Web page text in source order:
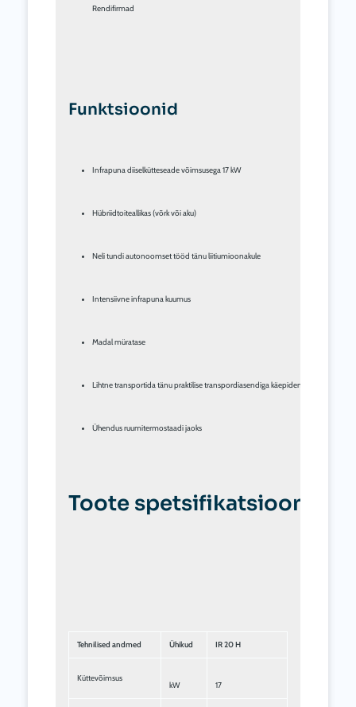
Rendifirmad
Funktsioonid
Infrapuna diiselkütteseade võimsusega 17 kW
Hübriidtoiteallikas (võrk või aku)
Neli tundi autonoomset tööd tänu liitiumioonakule
Intensiivne infrapuna kuumus
Madal müratase
Lihtne transportida tänu praktilise transpordiasendiga käepidemele ja suurtele
Ühendus ruumitermostaadi jaoks
Toote spetsifikatsioonid
Tehnilised andmed Ühikud IR 20 H
Küttevõimsus
kW 17